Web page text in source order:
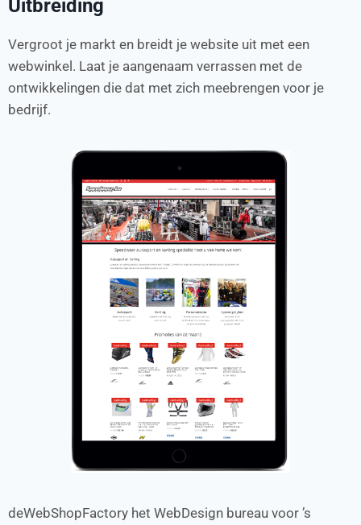
Uitbreiding
Vergroot je markt en breidt je website uit met een
webwinkel. Laat je aangenaam verrassen met de
ontwikkelingen die dat met zich meebrengen voor je
bedrijf.
deWebShopFactory het WebDesign bureau voor ’s